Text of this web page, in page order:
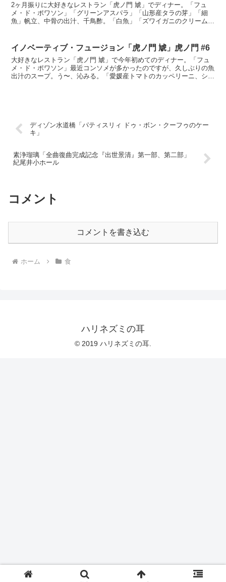
2ヶ月振りに大好きなレストラン「虎ノ門 虓」でディナー。「フュ
メ・ド・ポワソン」「グリーンアスパラ」「山形産タラの芽」「細
魚」帆立、中骨の出汁、千鳥酢。「白魚」「ズワイガニのクリームコ
イノベーティブ・フュージョン「虎ノ門 虓」虎ノ門 #6
大好きなレストラン「虎ノ門 虓」で今年初めてのディナー。「フュ
メ・ド・ポワソン」最近コンソメが多かったのですが、久しぶりの魚
出汁のスープ。う〜、沁みる。「愛媛産トマトのカッペリーニ、シラ
ディゾン水道橋「パティスリィ ドゥ・ボン・クーフゥのケー
キ」
素浄瑠璃「全曲復曲完成記念『出世景清』第一部、第二部」
紀尾井小ホール
コメント
コメントを書き込む
ホーム 食
ハリネズミの耳
© 2019 ハリネズミの耳.